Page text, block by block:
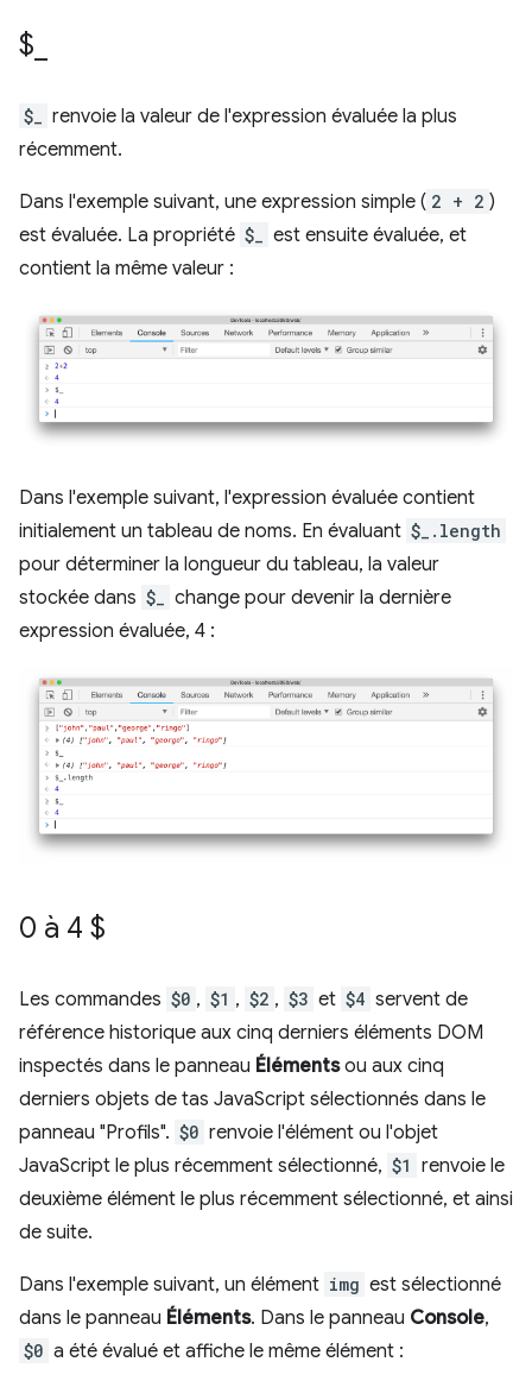
$
$_
renvoie la valeur de l'expression évaluée la plus
récemment.
Dans l'exemple suivant, une expression simple ( 2 + 2 )
est évaluée. La propriété $_
est ensuite évaluée, et
contient la même valeur :
Dans l'exemple suivant, l'expression évaluée contient
initialement un tableau de noms. En évaluant $_.length
pour déterminer la longueur du tableau, la valeur
stockée dans $_
change pour devenir la dernière
expression évaluée, 4 :
0 à 4 $
Les commandes $0 , $1 , $2 , $3 et $4 servent de
référence historique aux cinq derniers éléments DOM
inspectés dans le panneau Élémentsou aux cinq
derniers objets de tas JavaScript sélectionnés dans le
panneau "Profils". $0 renvoie l'élément ou l'objet
JavaScript le plus récemment sélectionné, $1 renvoie le
deuxième élément le plus récemment sélectionné, et ainsi
de suite.
Dans l'exemple suivant, un élément img est sélectionné
dans le panneau Éléments. Dans le panneau Console,
$0 a été évalué et affiche le même élément :